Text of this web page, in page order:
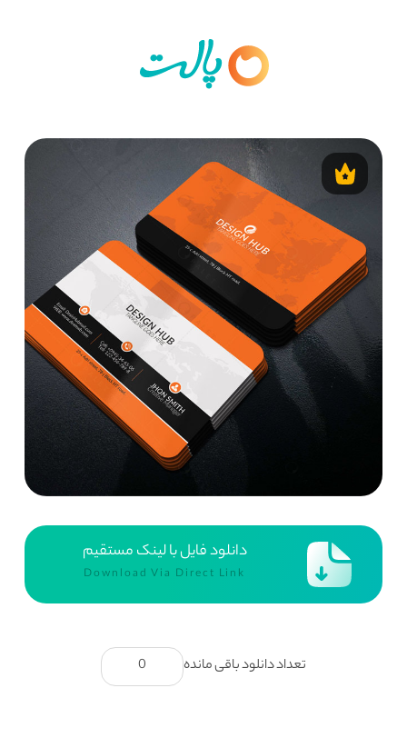
دانلود فایل با لینک مستقیم
Download Via Direct Link
تعداد دانلود باقی مانده 0